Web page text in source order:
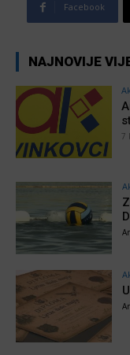
Facebook
NAJNOVIJE
7